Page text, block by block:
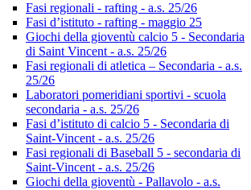
Fasi regionali - rafting - a.s. 25/26
Fasi d’istituto - rafting - maggio 25
Giochi della gioventù calcio 5 - Secondaria
di Saint Vincent - a.s. 25/26
Fasi regionali di atletica – Secondaria - a.s.
25/26
Laboratori pomeridiani sportivi - scuola
secondaria - a.s. 25/26
Fasi d’istituto di calcio 5 - Secondaria di
Saint-Vincent - a.s. 25/26
Fasi regionali di Baseball 5 - secondaria di
Saint-Vincent - a.s. 25/26
Giochi della gioventù - Pallavolo - a.s.